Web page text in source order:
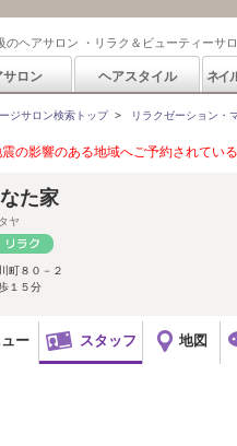
のヘアサロン ・リラク＆ビューティーサ
サロン ヘアスタイル ネイ
ジサロン検索トップ> リラクゼーション・
の影響のある地域へご予約されてい
た家
ヤ
町８０－２
１５分
ー スタッフ 地図